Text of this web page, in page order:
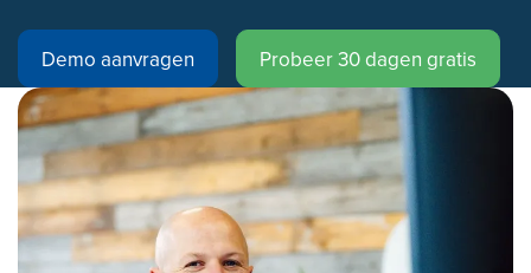
Demo aanvragen Probeer 30 dagen gratis